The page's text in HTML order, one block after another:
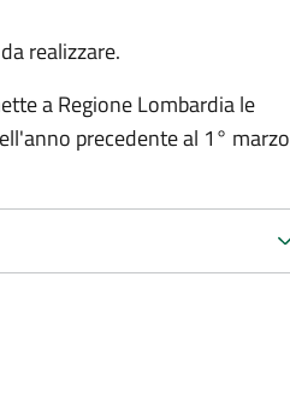
realizzare.
a Regione Lombardia le
precedente al 1° marzo